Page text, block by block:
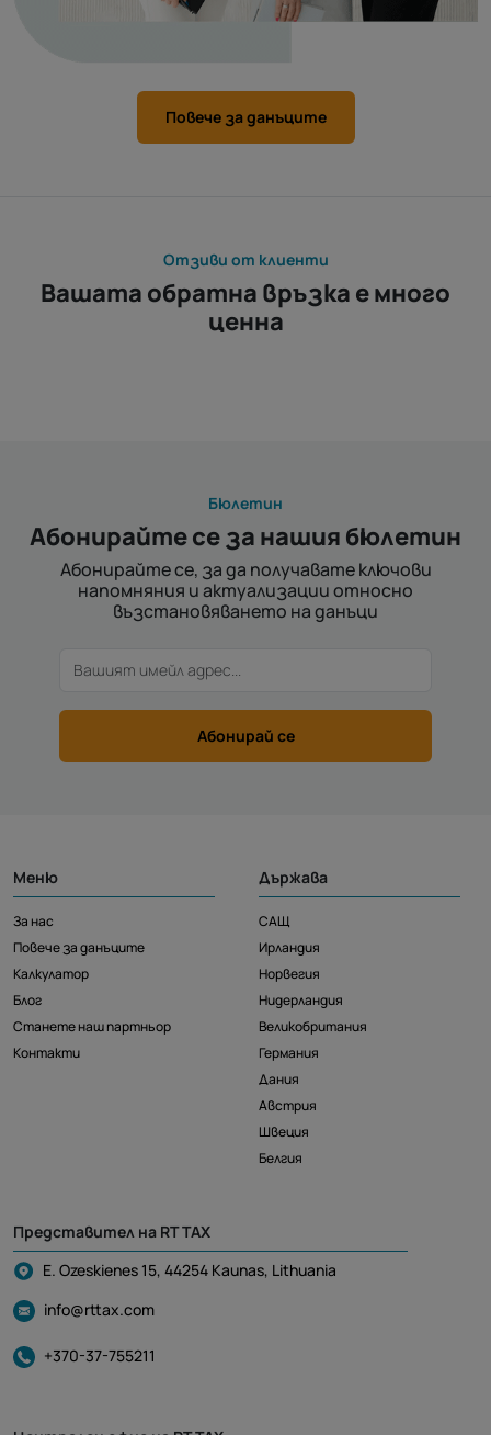
Повече за данъците
Отзиви от клиенти
Вашата обратна връзка е много
ценна
Бюлетин
Абонирайте се за нашия бюлетин
Абонирайте се, за да получавате ключови
напомняния и актуализации относно
възстановяването на данъци
Абонирай се
Меню
За нас
Повече за данъците
Калкулатор
Блог
Станете наш партньор
Контакти
Държава
САЩ
Ирландия
Норвегия
Нидерландия
Великобритания
Германия
Дания
Австрия
Швеция
Белгия
Представител на RT TAX
E. Ozeskienes 15, 44254 Kaunas, Lithuania
info@rttax.com
+370-37-755211